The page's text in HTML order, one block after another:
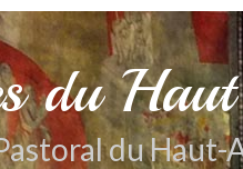
du
du Haut-